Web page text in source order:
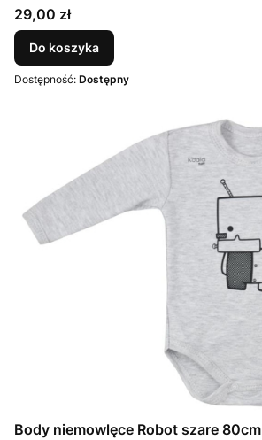
Cena
29,00 zł
Do koszyka
Dostępność: Dostępny
Body niemowlęce Robot szare 80cm